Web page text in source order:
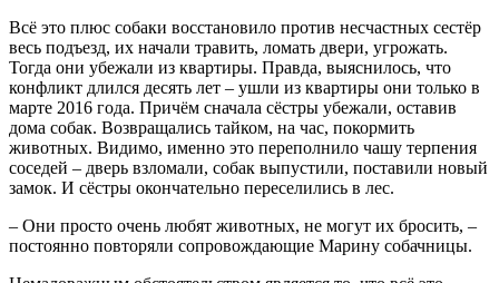
Всё это плюс собаки восстановило против несчастных сестёр
весь подъезд, их начали травить, ломать двери, угрожать.
Тогда они убежали из квартиры. Правда, выяснилось, что
конфликт длился десять лет – ушли из квартиры они только в
марте 2016 года. Причём сначала сёстры убежали, оставив
дома собак. Возвращались тайком, на час, покормить
животных. Видимо, именно это переполнило чашу терпения
соседей – дверь взломали, собак выпустили, поставили новый
замок. И сёстры окончательно переселились в лес.
– Они просто очень любят животных, не могут их бросить, –
постоянно повторяли сопровождающие Марину собачницы.